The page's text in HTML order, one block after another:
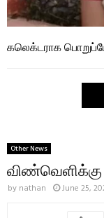
கலெக்டராக
Other News
by nathan June 25,